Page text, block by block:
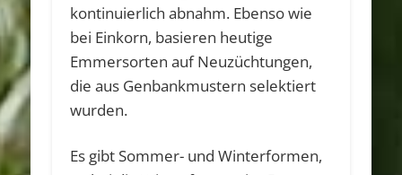
kontinuierlich abnahm. Ebenso wie
bei Einkorn, basieren heutige
Emmersorten auf Neuzüchtungen,
die aus Genbankmustern selektiert
wurden.
Es gibt Sommer- und Winterformen,